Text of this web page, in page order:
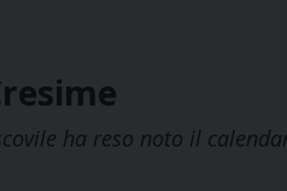
ha reso noto il